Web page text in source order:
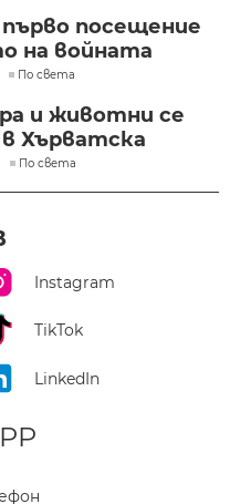
посещение
на войната
По света
и животни се
Хърватска
По света
Instagram
TikTok
LinkedIn